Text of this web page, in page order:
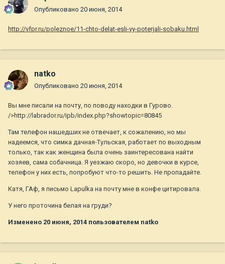
Опубликовано 20 июня, 2014
http://vfpr.ru/poleznoe/11-chto-delat-esli-vy-poterjali-sobaku.html
natko
Опубликовано 20 июня, 2014
Вы мне писали на почту, по поводу находки в Гурово.
/>http://labrador.ru/ipb/index.php?showtopic=80845
Там телефон нашедших не отвечает, к сожалению, но мы
надеемся, что симка дачная-Тульская, работает по выходным
только, так как женщина была очень заинтересована найти
хозяев, сама собачница. Я уезжаю скоро, но девочки в курсе,
телефон у них есть, попробуют что-то решить. Не пропадайте.
Катя, ГАф, я письмо Lapulka на почту мне в конфе цитировала.
У него проточина белая на груди?
Изменено 20 июня, 2014 пользователем natko